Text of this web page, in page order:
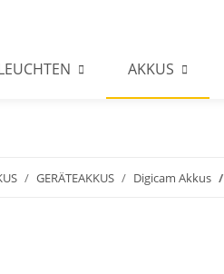
AKKUS
GERÄTEAKKUS Digicam Akkus